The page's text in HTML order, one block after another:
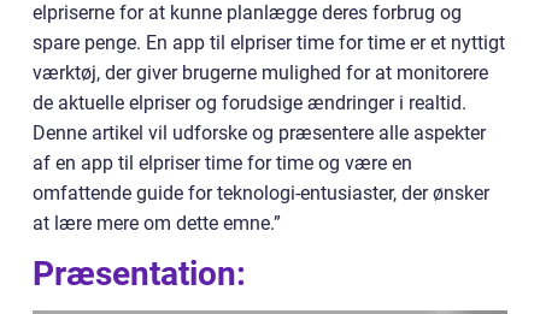
elpriserne for at kunne planlægge deres forbrug og
spare penge. En app til elpriser time for time er et nyttigt
værktøj, der giver brugerne mulighed for at monitorere
de aktuelle elpriser og forudsige ændringer i realtid.
Denne artikel vil udforske og præsentere alle aspekter
af en app til elpriser time for time og være en
omfattende guide for teknologi-entusiaster, der ønsker
at lære mere om dette emne.”
Præsentation: